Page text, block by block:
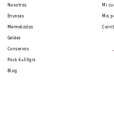
Nosotras
Envases
Mermeladas
Gelées
Conservas
Pack 6x30grs
Blog
Mi
Mis